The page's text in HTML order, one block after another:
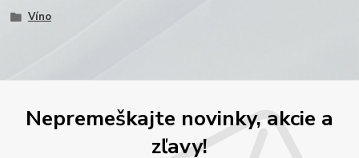
Víno
Nepremeškajte novinky, akcie a
zľavy!